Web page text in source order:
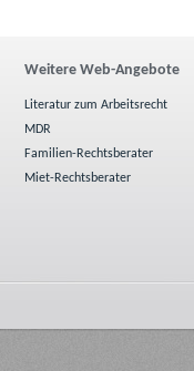
Weitere Web-Angebote
Literatur zum Arbeitsrecht
MDR
Familien-Rechtsberater
Miet-Rechtsberater